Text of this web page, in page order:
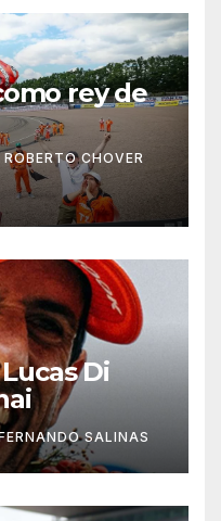
rey de
ROBERTO CHOVER
Di
SALINAS